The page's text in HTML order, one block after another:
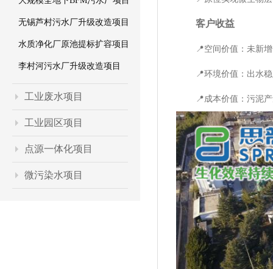
无锡芦村污水厂升级改造项目
水质净化厂原池提标扩容项目
李村河污水厂升级改造项目
工业废水项目
工业园区项目
点源一体化项目
微污染水项目
客户收益
📍空间价值 ：未新
📍环境价值 ：出水
📍成本价值 ：污泥